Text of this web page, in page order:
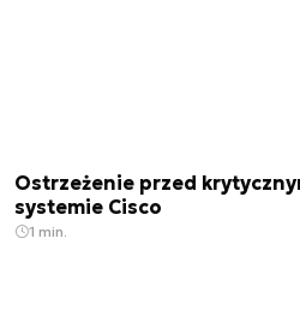
Ostrzeżenie przed
systemie Cisco
1 min.